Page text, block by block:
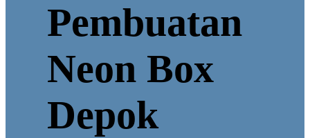
Pembuatan
Neon Box
Depok